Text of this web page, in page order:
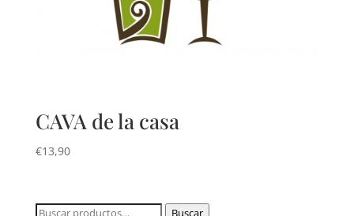
CAVA de la casa
€13,90
Buscar
Buscar